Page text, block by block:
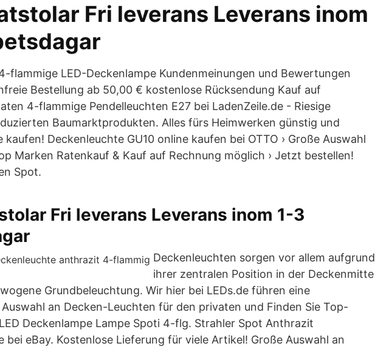
Fri leverans Leverans inom
flammige LED-Deckenlampe Kundenmeinungen und Bewertungen
Bestellung ab 50,00 € kostenlose Rücksendung Kauf auf
4-flammige Pendelleuchten E27 bei LadenZeile.de - Riesige
Baumarktprodukten. Alles fürs Heimwerken günstig und
kaufen! Deckenleuchte GU10 online kaufen bei OTTO › Große Auswahl
Marken Ratenkauf & Kauf auf Rechnung möglich › Jetzt bestellen!
Spot.
Fri leverans Leverans inom 1-3
Deckenleuchten sorgen vor allem aufgrund
ihrer zentralen Position in der Deckenmitte
Grundbeleuchtung. Wir hier bei LEDs.de führen eine
an Decken-Leuchten für den privaten und Finden Sie Top-
Deckenlampe Lampe Spoti 4-flg. Strahler Spot Anthrazit
bei eBay. Kostenlose Lieferung für viele Artikel! Große Auswahl an